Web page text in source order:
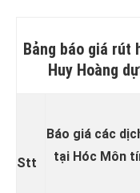
Bảng báo giá rút
Huy Hoàng
Stt
Báo giá các
tại Hóc Môn